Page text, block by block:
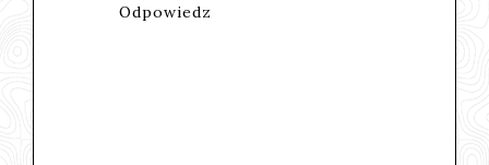
Odpowiedz